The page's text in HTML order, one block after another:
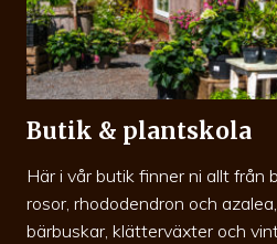
Butik & plantskola
Här i vår butik finner ni allt från
rosor, rhododendron och
bärbuskar, klätterväxter och